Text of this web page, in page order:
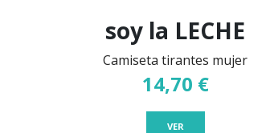
soy la LECHE
Camiseta tirantes mujer
14,70 €
VER